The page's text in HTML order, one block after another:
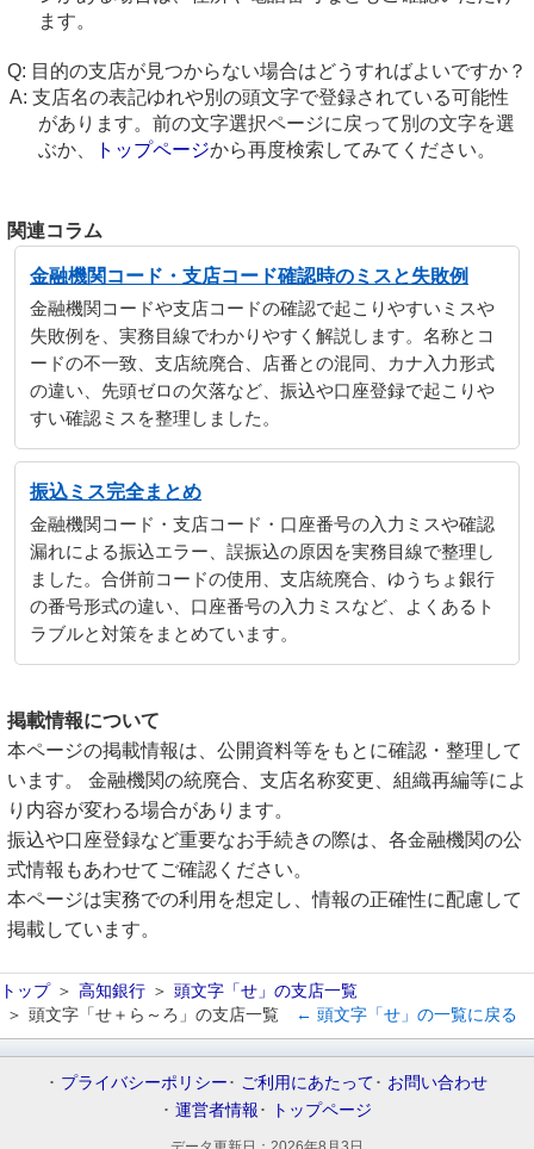
ます。
目的の支店が見つからない場合はどうすればよいですか？
支店名の表記ゆれや別の頭文字で登録されている可能性
があります。前の文字選択ページに戻って別の文字を選
ぶか、
トップページから再度検索してみてください。
関連コラム
金融機関コード・支店コード確認時のミスと失敗例
金融機関コードや支店コードの確認で起こりやすいミスや
失敗例を、実務目線でわかりやすく解説します。名称とコ
ードの不一致、支店統廃合、店番との混同、カナ入力形式
の違い、先頭ゼロの欠落など、振込や口座登録で起こりや
すい確認ミスを整理しました。
振込ミス完全まとめ
金融機関コード・支店コード・口座番号の入力ミスや確認
漏れによる振込エラー、誤振込の原因を実務目線で整理し
ました。合併前コードの使用、支店統廃合、ゆうちょ銀行
の番号形式の違い、口座番号の入力ミスなど、よくあるト
ラブルと対策をまとめています。
掲載情報について
本ページの掲載情報は、公開資料等をもとに確認・整理して
います。 金融機関の統廃合、支店名称変更、組織再編等によ
り内容が変わる場合があります。
振込や口座登録など重要なお手続きの際は、各金融機関の公
式情報もあわせてご確認ください。
本ページは実務での利用を想定し、情報の正確性に配慮して
掲載しています。
トップ 高知銀行
頭文字「せ」の支店一覧
頭文字「せ＋ら～ろ」の支店一覧
← 頭文字「せ」の一覧に戻る
プライバシーポリシー ご利用にあたって
お問い合わせ
運営者情報
トップページ